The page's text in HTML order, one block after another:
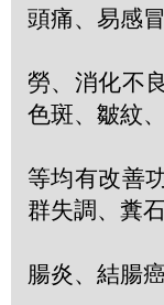
頭痛、易感
勞、消化不
色斑、皺紋
等均有改善
群失調、糞
腸炎、結腸